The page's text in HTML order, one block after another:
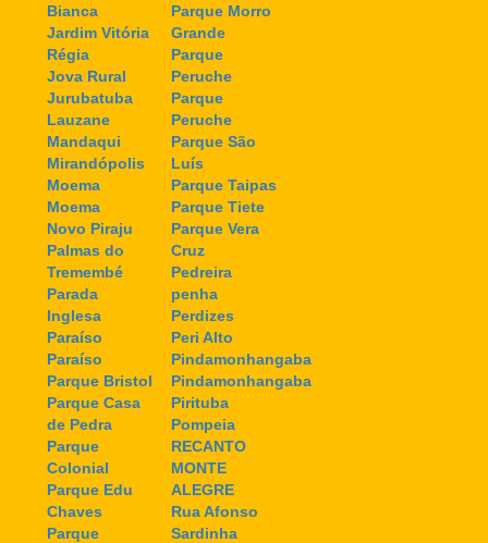
Bianca
Jardim Vitória
Régia
Jova Rural
Jurubatuba
Lauzane
Mandaqui
Mirandópolis
Moema
Moema
Novo Piraju
Palmas do
Tremembé
Parada
Inglesa
Paraíso
Paraíso
Parque Bristol
Parque Casa
de Pedra
Parque
Colonial
Parque Edu
Chaves
Parque
Parque Morro
Grande
Parque
Peruche
Parque
Peruche
Parque São
Luís
Parque Taipas
Parque Tiete
Parque Vera
Cruz
Pedreira
penha
Perdizes
Peri Alto
Pindamonhangaba
Pindamonhangaba
Pirituba
Pompeia
RECANTO
MONTE
ALEGRE
Rua Afonso
Sardinha